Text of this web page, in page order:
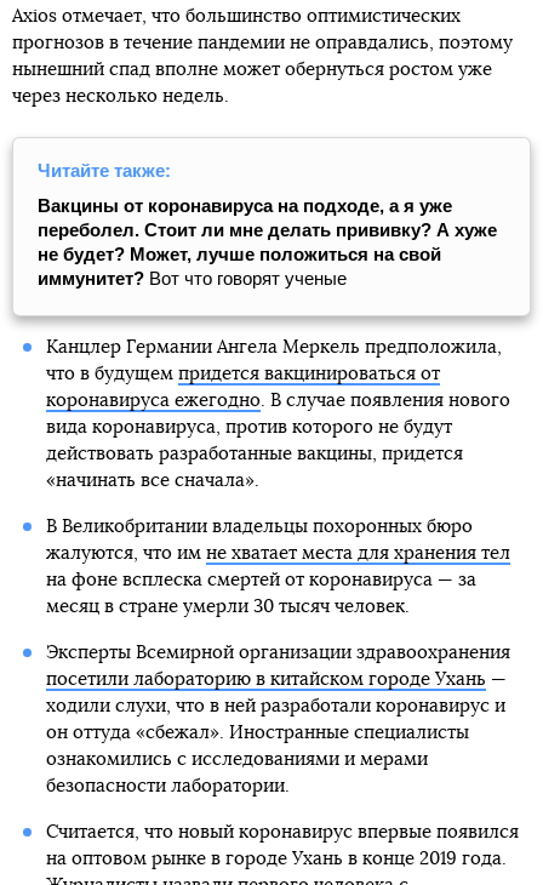
Axios отмечает, что большинство оптимистических
прогнозов в течение пандемии не оправдались, поэтому
нынешний спад вполне может обернуться ростом уже
через несколько недель.
Читайте также:
Вакцины от коронавируса на подходе, а я уже
переболел. Стоит ли мне делать прививку? А хуже
не будет? Может, лучше положиться на свой
иммунитет? Вот что говорят ученые
Канцлер Германии Ангела Меркель предположила,
что в будущем придется вакцинироваться от
коронавируса ежегодно. В случае появления нового
вида коронавируса, против которого не будут
действовать разработанные вакцины, придется
«начинать все сначала».
В Великобритании владельцы похоронных бюро
жалуются, что им не хватает места для хранения тел
на фоне всплеска смертей от коронавируса — за
месяц в стране умерли 30 тысяч человек.
Эксперты Всемирной организации здравоохранения
посетили лабораторию в китайском городе Ухань —
ходили слухи, что в ней разработали коронавирус и
он оттуда «сбежал». Иностранные специалисты
ознакомились с исследованиями и мерами
безопасности лаборатории.
Считается, что новый коронавирус впервые появился
на оптовом рынке в городе Ухань в конце 2019 года.